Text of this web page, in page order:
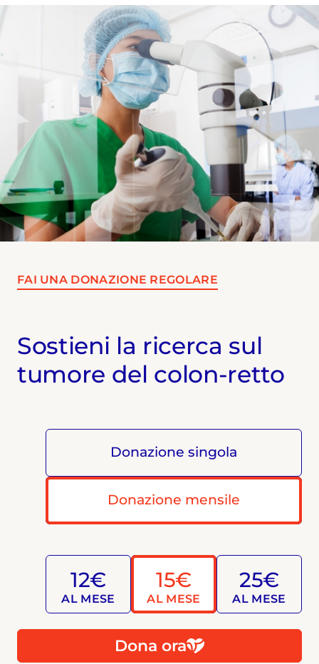
FAI UNA DONAZIONE REGOLARE
Sostieni la ricerca sul
tumore del colon-retto
Donazione singola
Donazione mensile
12€
AL MESE
15€
AL MESE
25€
AL MESE
Dona ora